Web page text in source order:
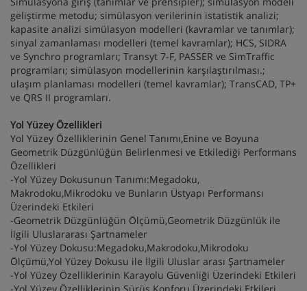
geliştirme metodu; simülasyon verilerinin istatistik analizi;
kapasite analizi simülasyon modelleri (kavramlar ve tanımlar);
sinyal zamanlaması modelleri (temel kavramlar); HCS, SIDRA
ve Synchro programları; Transyt 7-F, PASSER ve SimTraffic
programları; simülasyon modellerinin karşılaştırılması.;
ulaşım planlaması modelleri (temel kavramlar); TransCAD, TP+
ve QRS II programları.
Yol Yüzey Özellikleri
Yol Yüzey Özelliklerinin Genel Tanımı,Enine ve Boyuna
Geometrik Düzgünlüğün Belirlenmesi ve Etkilediği Performans
Özellikleri
-Yol Yüzey Dokusunun Tanımı:Megadoku,
Makrodoku,Mikrodoku ve Bunların Üstyapı Performansı
Üzerindeki Etkileri
-Geometrik Düzgünlüğün Ölçümü,Geometrik Düzgünlük ile
İlgili Uluslararası Şartnameler
-Yol Yüzey Dokusu:Megadoku,Makrodoku,Mikrodoku
Ölçümü,Yol Yüzey Dokusu ile İlgili Uluslar arası Şartnameler
-Yol Yüzey Özelliklerinin Karayolu Güvenliği Üzerindeki Etkileri